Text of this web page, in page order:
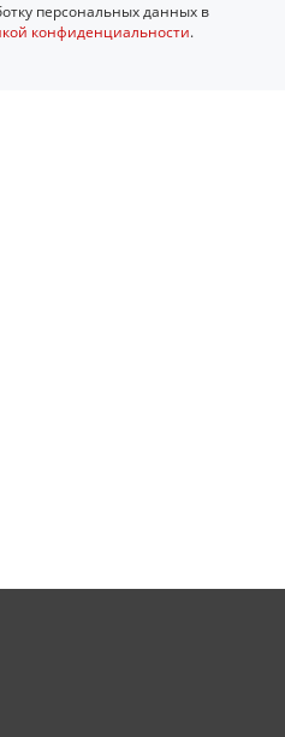
персональных данных в
конфиденциальности.